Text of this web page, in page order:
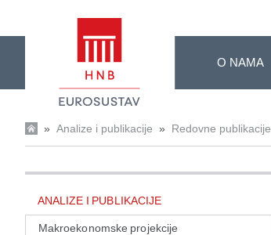
O NAMA
» Analize i publikacije » Redovne publikacije
ANALIZE I PUBLIKACIJE
Makroekonomske projekcije